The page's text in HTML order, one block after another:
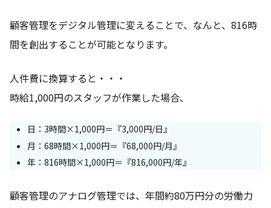
顧客管理をデジタル管理に変えることで、なんと、816時
間を創出することが可能となります。
人件費に換算すると・・・
時給1,000円のスタッフが作業した場合、
日：3時間×1,000円＝『3,000円/日』
月：68時間×1,000円＝『68,000円/月』
年：816時間×1,000円＝『816,000円/年』
顧客管理のアナログ管理では、年間約80万円分の労働力